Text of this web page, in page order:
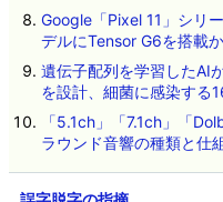
Google「Pixel 11」シリ
デルにTensor G6を搭載か
遺伝子配列を学習したAI
を設計、細菌に感染する
「5.1ch」「7.1ch」「
ラウンド音響の種類と仕